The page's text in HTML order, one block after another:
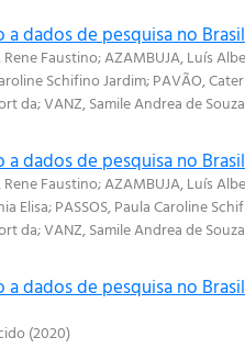
a dados de pesquisa no
Rene Faustino;AZAMBUJA, Luís
Schifino Jardim;PAVÃO,
da;VANZ, Samile Andrea de
a dados de pesquisa no
Rene Faustino;AZAMBUJA, Luís
Elisa;PASSOS, Paula Caroline
da;VANZ, Samile Andrea de Souza
a dados de pesquisa no
(2020)